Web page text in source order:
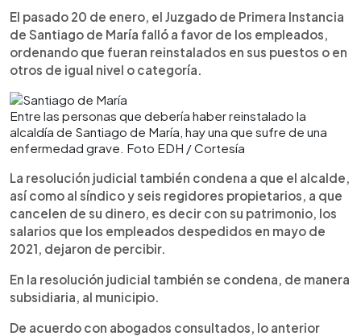
El pasado 20 de enero, el Juzgado de Primera Instancia
de Santiago de María falló a favor de los empleados,
ordenando que fueran reinstalados en sus puestos o en
otros de igual nivel o categoría.
Entre las personas que debería haber reinstalado la
alcaldía de Santiago de María, hay una que sufre de una
enfermedad grave. Foto EDH / Cortesía
La resolución judicial también condena a que el alcalde,
así como al síndico y seis regidores propietarios, a que
cancelen de su dinero, es decir con su patrimonio, los
salarios que los empleados despedidos en mayo de
2021, dejaron de percibir.
En la resolución judicial también se condena, de manera
subsidiaria, al municipio.
De acuerdo con abogados consultados, lo anterior